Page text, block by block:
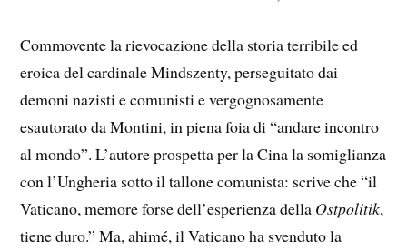
Commovente la rievocazione della storia terribile ed
eroica del cardinale Mindszenty, perseguitato dai
demoni nazisti e comunisti e vergognosamente
esautorato da Montini, in piena foia di “andare incontro
al mondo”. L’autore prospetta per la Cina la somiglianza
con l’Ungheria sotto il tallone comunista: scrive che “il
Vaticano, memore forse dell’esperienza della Ostpolitik,
tiene duro.” Ma, ahimé, il Vaticano ha svenduto la